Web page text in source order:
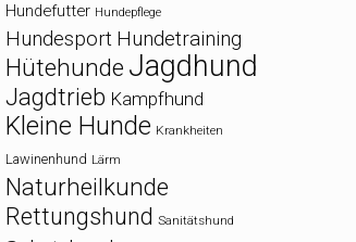
Hundefutter Hundepflege
Hundesport Hundetraining
Hütehunde Jagdhund
Jagdtrieb Kampfhund
Kleine Hunde Krankheiten
Lawinenhund Lärm
Naturheilkunde
Rettungshund Sanitätshund